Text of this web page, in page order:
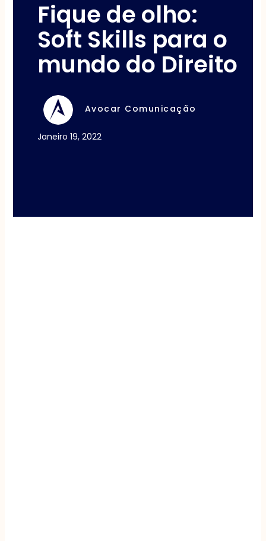
Fique de olho:
Soft Skills para o
mundo do Direito
Avocar Comunicação
Janeiro 19, 2022